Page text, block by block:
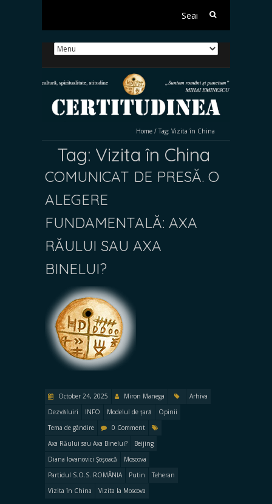
Search
Home / Tag: Vizita în China
Tag: Vizita în China
COMUNICAT DE PRESĂ. O
ALEGERE
FUNDAMENTALĂ: AXA
RĂULUI SAU AXA
BINELUI?
October 24, 2025 Miron Manega
Arhiva
Dezvăluiri
INFO Modelul de țară
Opinii
Tema de gândire
0 Comment
Axa Răului sau Axa Binelui?
Beijing
Diana Iovanovici Șoșoacă
Moscova
Partidul S.O.S. ROMÂNIA
Putin
Teheran
Vizita în China
Vizita la Moscova